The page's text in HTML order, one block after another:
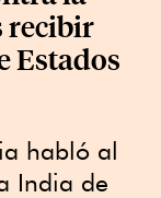
recibir
Estados
habló al
India de